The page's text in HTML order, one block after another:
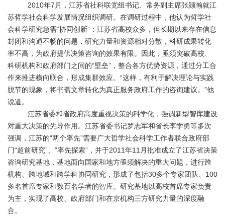
2010年7月，江苏省社科联党组书记、常务副主席张颢瀚就江
苏哲学社会科学发展情况组织调研。在调研过程中，他认为哲学社
会科学研究急需“协同创新”：江苏省高校众多，但长期以来存在信息
封闭和沟通不畅的问题，研究力量和资源相对分散，科研成果转化
率不高，为政府提供决策咨询的效果有限。因此，亟须突破高校、
科研机构和政府部门之间的“壁垒”，整合各方优势资源，通过分工合
作来推进横向联合，形成集群效应。“这样，有利于解决理论与实践
脱节的现象，将书斋文章转化为真正服务政府工作的咨询建议。”他
说道。
江苏省委和省政府高度重视决策的科学化，强调新型智库建设
对重大决策的先导作用。江苏省委书记罗志军和省长李学勇等多次
强调，江苏的“两个率先”需要广大哲学社会科学工作者联合政府部
门“超前研究”、“率先探索”，并于2011年11月批准成立了江苏省决策
咨询研究基地，基地面向国家和地方亟须解决的重大问题，进行跨
机构、跨地域和跨学科协同研究，形成了包括30多个专家团队、100
多名首席专家和数百名学者的智库。研究基地以高校首席专家负责
为主，实现了高校、政府部门和在京机构三方研究力量的深度融
合。